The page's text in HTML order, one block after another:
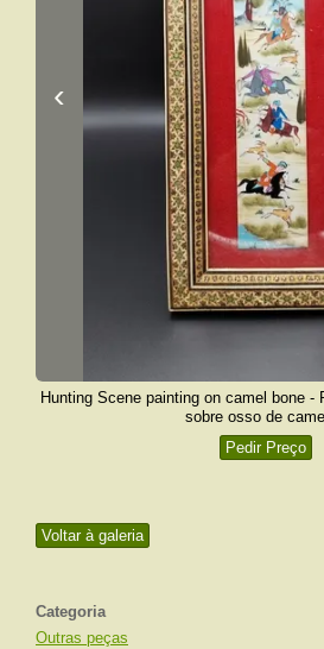
Voltar à galeria
Categoria
Outras peças
‹
Hunting Scene painting on camel bone -
sobre osso de
Pedir Preço